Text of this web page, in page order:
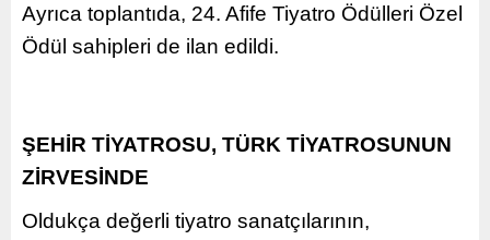
Ayrıca toplantıda, 24. Afife Tiyatro Ödülleri Özel
Ödül sahipleri de ilan edildi.
ŞEHİR TİYATROSU, TÜRK TİYATROSUNUN
ZİRVESİNDE
Oldukça değerli tiyatro sanatçılarının,